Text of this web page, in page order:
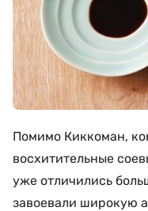
Помимо Киккоман,
восхитительные
уже отличились
завоевали широкую